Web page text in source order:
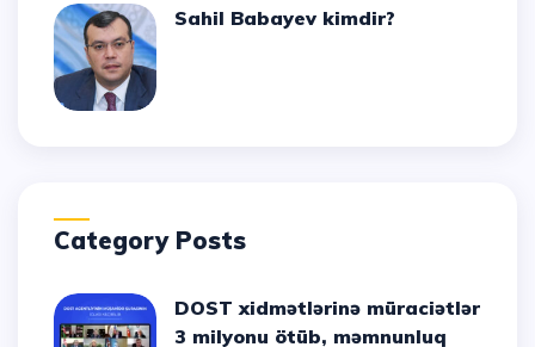
Sahil Babayev kimdir?
Category Posts
DOST xidmətlərinə müraciətlər
3 milyonu ötüb, məmnunluq